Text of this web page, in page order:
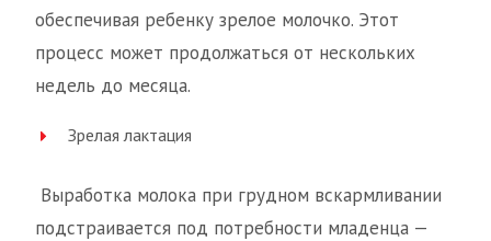
обеспечивая ребенку зрелое молочко. Этот
процесс может продолжаться от нескольких
недель до месяца.
Зрелая лактация
Выработка молока при грудном вскармливании
подстраивается под потребности младенца —